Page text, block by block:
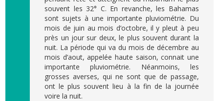
souvent les 32° C. En revanche, les Bahamas
sont sujets à une importante pluviométrie. Du
mois de juin au mois d’octobre, il y pleut à peu
près un jour sur deux, le plus souvent durant la
nuit. La période qui va du mois de décembre au
mois d’aout, appelée haute saison, connait une
importante pluviométrie. Néanmoins, les
grosses averses, qui ne sont que de passage,
ont le plus souvent lieu à la fin de la journée
voire la nuit.